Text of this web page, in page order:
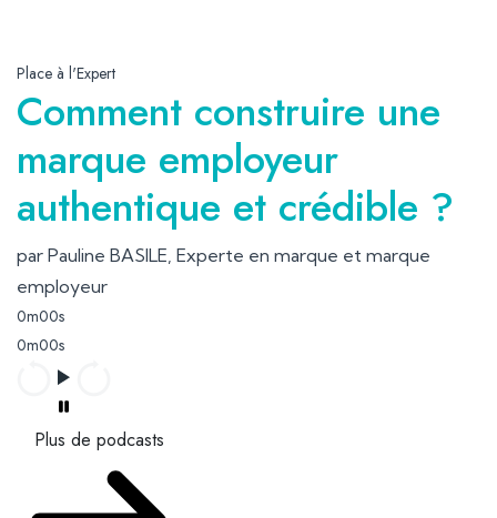
Place à l'Expert
Comment construire une
marque employeur
authentique et crédible ?
par Pauline BASILE, Experte en marque et marque
employeur
0m00s
0m00s
Plus de podcasts